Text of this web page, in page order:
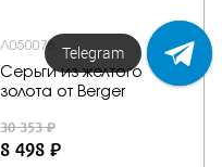
Л050078
Серьги из желтого
золота от Berger
30 353 ₽
8 498 ₽
Напишите нам!